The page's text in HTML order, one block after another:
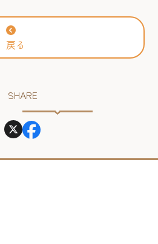
戻る
SHARE